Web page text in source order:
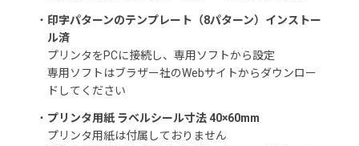
・ 印字パターンのテンプレート（8パターン）インストー
ル済
プリンタをPCに接続し、専用ソフトから設定
専用ソフトはブラザー社のWebサイトからダウンロー
ドしてください
・ プリンタ用紙 ラベルシール寸法 40×60mm
プリンタ用紙は付属しておりません